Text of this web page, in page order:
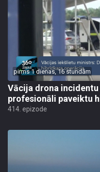
pirms 1 dienas, 16 stundām
Vācija drona
profesionāli paveiktu
414. epizode